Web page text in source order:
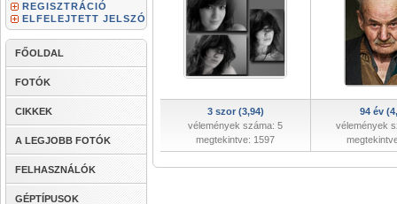
REGISZTRÁCIÓ
ELFELEJTETT JELSZÓ
FŐOLDAL
FOTÓK
CIKKEK
A LEGJOBB FOTÓK
FELHASZNÁLÓK
GÉPTÍPUSOK
3 szor (3,94)
vélemények száma: 5
megtekintve: 1597
94 év
vélemények